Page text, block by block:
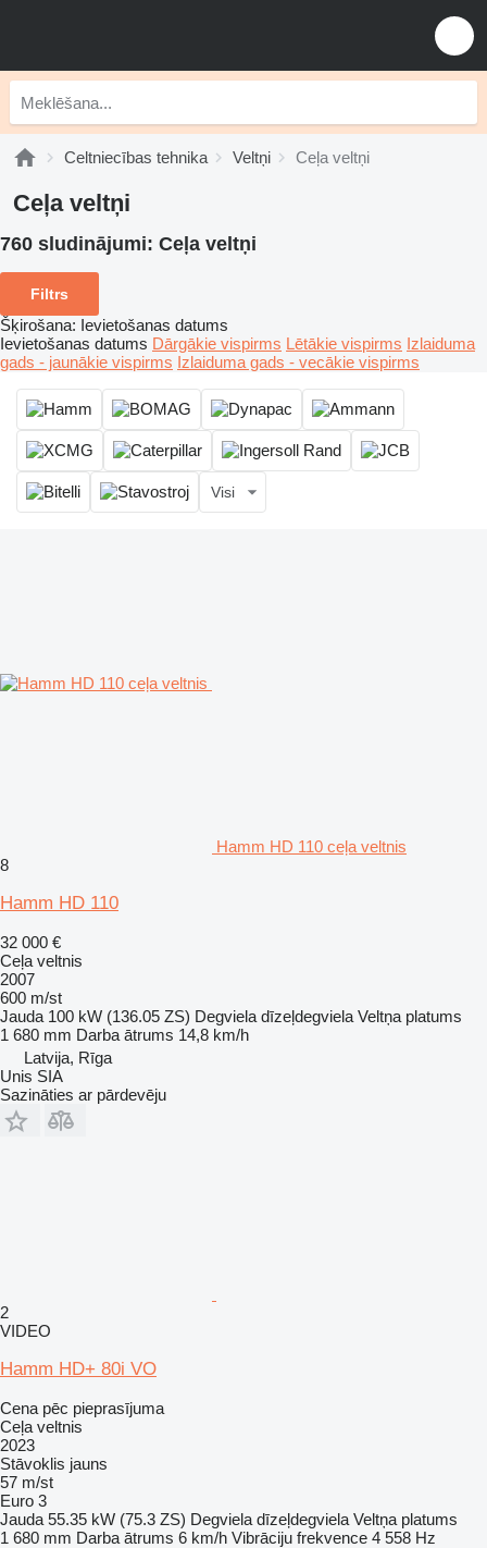
Celtniecības tehnika Veltņi Ceļa veltņi
Ceļa veltņi
760 sludinājumi: Ceļa veltņi
Filtrs
Šķirošana: Ievietošanas datums
Ievietošanas datums Dārgākie vispirms Lētākie vispirms Izlaiduma
gads - jaunākie vispirms Izlaiduma gads - vecākie vispirms
Visi
Hamm HD 110 ceļa veltnis
8
Hamm HD 110
32 000 €
Ceļa veltnis
2007
600 m/st
Jauda 100 kW (136.05 ZS) Degviela dīzeļdegviela Veltņa platums
1 680 mm Darba ātrums 14,8 km/h
Latvija, Rīga
Unis SIA
Sazināties ar pārdevēju
2
VIDEO
Hamm HD+ 80i VO
Cena pēc pieprasījuma
Ceļa veltnis
2023
Stāvoklis jauns
57 m/st
Euro 3
Jauda 55.35 kW (75.3 ZS) Degviela dīzeļdegviela Veltņa platums
1 680 mm Darba ātrums 6 km/h Vibrāciju frekvence 4 558 Hz